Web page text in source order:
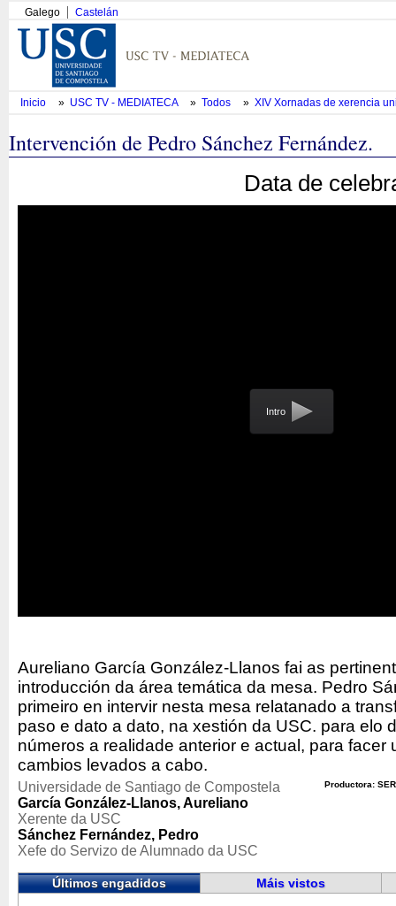
Galego Castelán
Inicio » USC TV - MEDIATECA » Todos » XIV Xornadas de xerencia
Intervención de Pedro Sánchez Fernández.
Data de
Intro
Aureliano García González-Llanos fai as
introducción da área temática da mesa. Pedro
primeiro en intervir nesta mesa relatanado a
paso e dato a dato, na xestión da USC. para elo
números a realidade anterior e actual, para facer
cambios levados a cabo.
Productora:
Universidade de Santiago de Compostela
García González-Llanos, Aureliano
Xerente da USC
Sánchez Fernández, Pedro
Xefe do Servizo de Alumnado da USC
Últimos engadidos Máis vistos